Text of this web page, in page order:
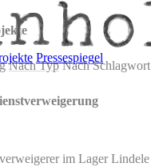
Pressespiegel
Nach Typ Nach Schlagwort
im Lager Lindele